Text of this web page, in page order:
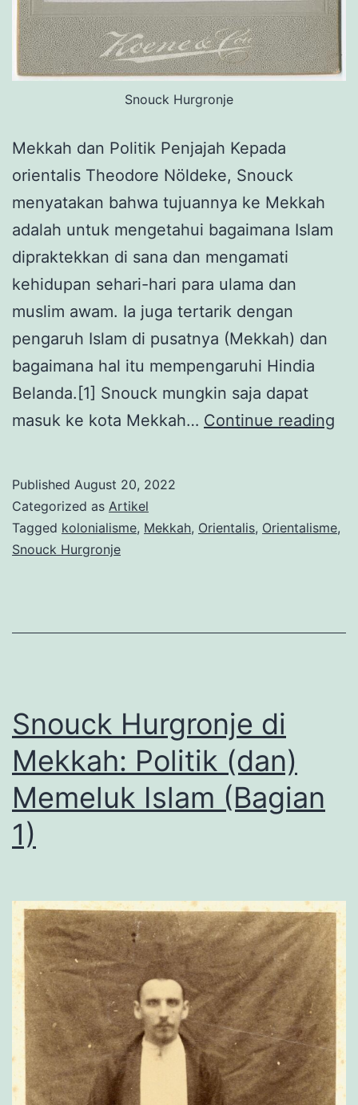
Snouck Hurgronje
Mekkah dan Politik Penjajah Kepada
orientalis Theodore Nöldeke, Snouck
menyatakan bahwa tujuannya ke Mekkah
adalah untuk mengetahui bagaimana Islam
dipraktekkan di sana dan mengamati
kehidupan sehari-hari para ulama dan
muslim awam. Ia juga tertarik dengan
pengaruh Islam di pusatnya (Mekkah) dan
bagaimana hal itu mempengaruhi Hindia
Belanda.[1] Snouck mungkin saja dapat
masuk ke kota Mekkah… Continue reading
Published August 20, 2022
Categorized as Artikel
Tagged kolonialisme, Mekkah, Orientalis, Orientalisme,
Snouck Hurgronje
Snouck Hurgronje di
Mekkah: Politik (dan)
Memeluk Islam (Bagian
1)